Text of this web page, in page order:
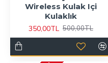
Wireless Kulak Içi
Kulaklık
350,00TL 500,00TL